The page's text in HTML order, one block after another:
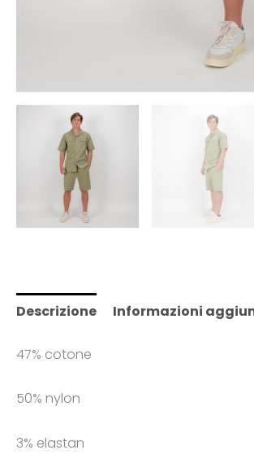
Descrizione Informazioni
47% cotone
50% nylon
3% elastan